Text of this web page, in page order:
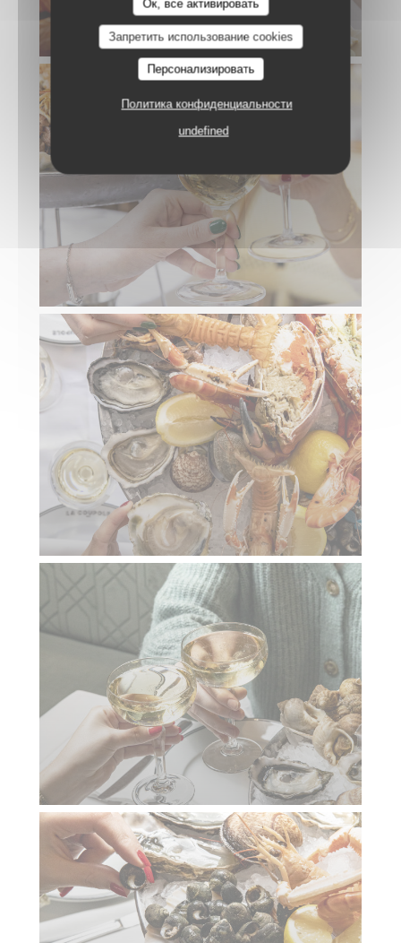
Ок, все активировать
Запретить использование cookies
Персонализировать
Политика конфиденциальности
undefined